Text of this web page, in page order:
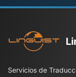
Servicios de